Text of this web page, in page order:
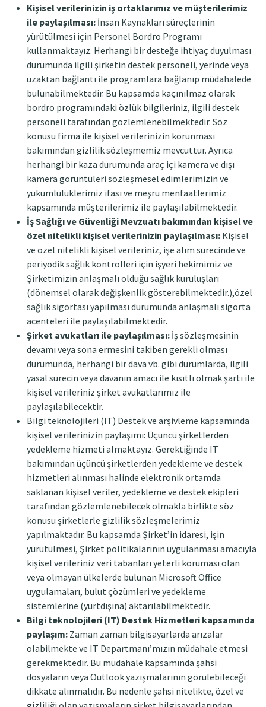
Kişisel verilerinizin iş ortaklarımız ve müşterilerimiz
ile paylaşılması: İnsan Kaynakları süreçlerinin
yürütülmesi için Personel Bordro Programı
kullanmaktayız. Herhangi bir desteğe ihtiyaç duyulması
durumunda ilgili şirketin destek personeli, yerinde veya
uzaktan bağlantı ile programlara bağlanıp müdahalede
bulunabilmektedir. Bu kapsamda kaçınılmaz olarak
bordro programındaki özlük bilgileriniz, ilgili destek
personeli tarafından gözlemlenebilmektedir. Söz
konusu firma ile kişisel verilerinizin korunması
bakımından gizlilik sözleşmemiz mevcuttur. Ayrıca
herhangi bir kaza durumunda araç içi kamera ve dışı
kamera görüntüleri sözleşmesel edimlerimizin ve
yükümlülüklerimiz ifası ve meşru menfaatlerimiz
kapsamında müşterilerimiz ile paylaşılabilmektedir.
İş Sağlığı ve Güvenliği Mevzuatı bakımından kişisel ve
özel nitelikli kişisel verilerinizin paylaşılması: Kişisel
ve özel nitelikli kişisel verileriniz, işe alım sürecinde ve
periyodik sağlık kontrolleri için işyeri hekimimiz ve
Şirketimizin anlaşmalı olduğu sağlık kuruluşları
(dönemsel olarak değişkenlik gösterebilmektedir.),özel
sağlık sigortası yapılması durumunda anlaşmalı sigorta
acenteleri ile paylaşılabilmektedir.
Şirket avukatları ile paylaşılması: İş sözleşmesinin
devamı veya sona ermesini takiben gerekli olması
durumunda, herhangi bir dava vb. gibi durumlarda, ilgili
yasal sürecin veya davanın amacı ile kısıtlı olmak şartı ile
kişisel verileriniz şirket avukatlarımız ile
paylaşılabilecektir.
Bilgi teknolojileri (IT) Destek ve arşivleme kapsamında
kişisel verilerinizin paylaşımı: Üçüncü şirketlerden
yedekleme hizmeti almaktayız. Gerektiğinde IT
bakımından üçüncü şirketlerden yedekleme ve destek
hizmetleri alınması halinde elektronik ortamda
saklanan kişisel veriler, yedekleme ve destek ekipleri
tarafından gözlemlenebilecek olmakla birlikte söz
konusu şirketlerle gizlilik sözleşmelerimiz
yapılmaktadır. Bu kapsamda Şirket’in idaresi, işin
yürütülmesi, Şirket politikalarının uygulanması amacıyla
kişisel verileriniz veri tabanları yeterli koruması olan
veya olmayan ülkelerde bulunan Microsoft Office
uygulamaları, bulut çözümleri ve yedekleme
sistemlerine (yurtdışına) aktarılabilmektedir.
Bilgi teknolojileri (IT) Destek Hizmetleri kapsamında
paylaşım: Zaman zaman bilgisayarlarda arızalar
olabilmekte ve IT Departmanı’mızın müdahale etmesi
gerekmektedir. Bu müdahale kapsamında şahsi
dosyaların veya Outlook yazışmalarının görülebileceği
dikkate alınmalıdır. Bu nedenle şahsi nitelikte, özel ve